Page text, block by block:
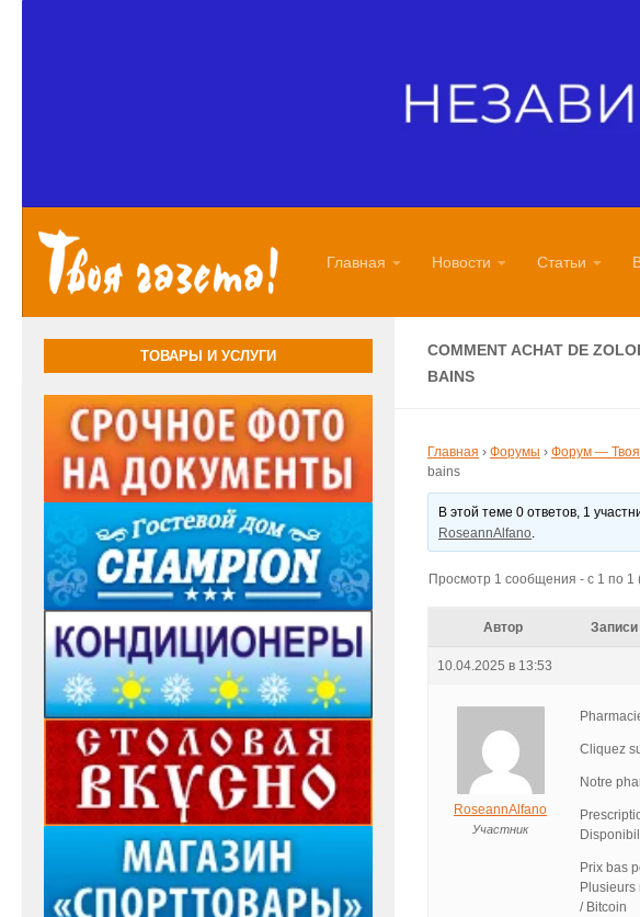
Главная Новости Статьи
COMMENT ACHAT DE
BAINS
Главная › Форумы › Форум — Твоя
bains
В этой теме 0 ответов, 1
RoseannAlfano.
Просмотр 1 сообщения - с 1 по 1
Автор Записи
10.04.2025 в 13:53
RoseannAlfano
Участник
Cliquez
Notre
Prix bas
Plusieurs
/ Bitcoin
ТОВАРЫ И УСЛУГИ